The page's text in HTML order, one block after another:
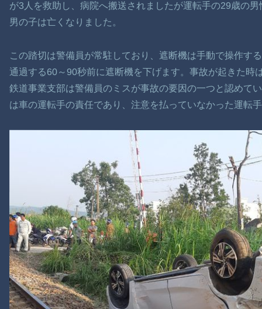
が3人を救助し、病院へ搬送されましたが運転手の29歳の
男の子は亡くなりました。
この踏切は警備員が常駐しており、遮断機は手動で操作す
通過する60～90秒前に遮断機を下げます。事故が起きた時
鉄道事業支部は警備員のミスが事故の要因の一つと認めて
は車の運転手の責任であり、注意を払っていなかった運転